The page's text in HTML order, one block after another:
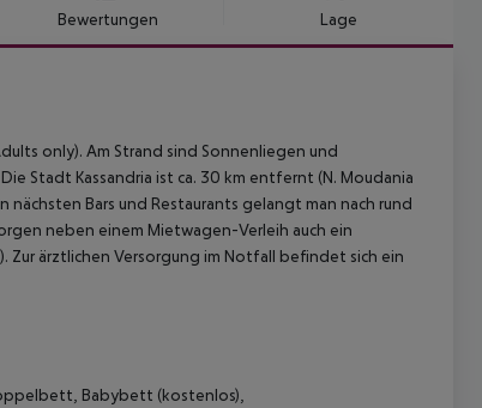
Bewertungen Lage
only). Am Strand sind Sonnenliegen und
Stadt Kassandria ist ca. 30 km entfernt (N. Moudania
nächsten Bars und Restaurants gelangt man nach rund
neben einem Mietwagen-Verleih auch ein
Zur ärztlichen Versorgung im Notfall befindet sich ein
Babybett (kostenlos),